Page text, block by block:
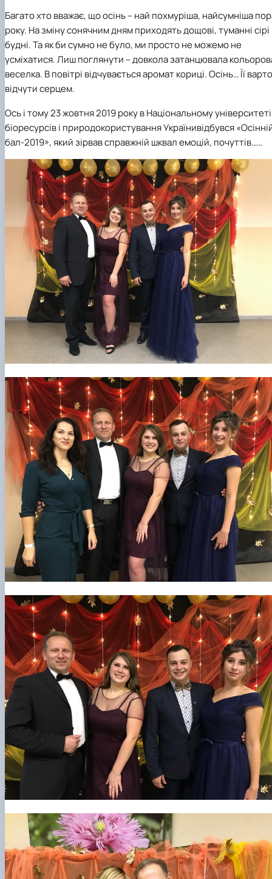
Багато хто вважає, що осінь – най похмуріша, найсумніша
року. На зміну сонячним дням приходять дощові, туманні сірі
будні. Та як би сумно не було, ми просто не можемо не
усміхатися. Лиш поглянути – довкола затанцювала
веселка. В повітрі відчувається аромат кориці. Осінь… Її варто
відчути серцем.
Ось і тому 23 жовтня 2019 року в Національному університеті
біоресурсів і природокористування Українивідбувся
бал-2019», який зірвав справжній шквал емоцій, почуттів……